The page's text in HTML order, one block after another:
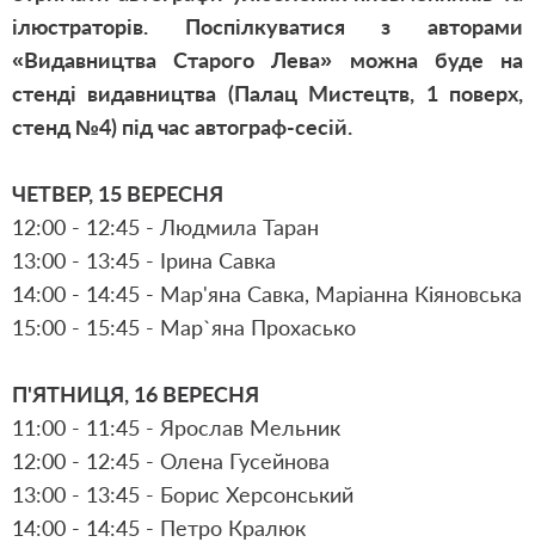
ілюстраторів. Поспілкуватися з авторами
«Видавництва Старого Лева» можна буде на
стенді видавництва (Палац Мистецтв, 1 поверх,
стенд №4) під час автограф-сесій.
ЧЕТВЕР, 15 ВЕРЕСНЯ
12:00 - 12:45 - Людмила Таран
13:00 - 13:45 - Ірина Савка
14:00 - 14:45 - Мар'яна Савка, Маріанна Кіяновська
15:00 - 15:45 - Мар`яна Прохасько
П'ЯТНИЦЯ, 16 ВЕРЕСНЯ
11:00 - 11:45 - Ярослав Мельник
12:00 - 12:45 - Олена Гусейнова
13:00 - 13:45 - Борис Херсонський
14:00 - 14:45 - Петро Кралюк